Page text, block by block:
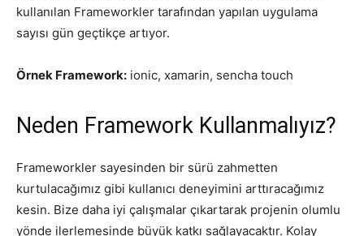
kullanılan Frameworkler tarafından yapılan uygulama
sayısı gün geçtikçe artıyor.
Örnek Framework: ionic, xamarin, sencha touch
Neden Framework Kullanmalıyız?
Frameworkler sayesinden bir sürü zahmetten
kurtulacağımız gibi kullanıcı deneyimini arttıracağımız
kesin. Bize daha iyi çalışmalar çıkartarak projenin olumlu
yönde ilerlemesinde büyük katkı sağlayacaktır. Kolay